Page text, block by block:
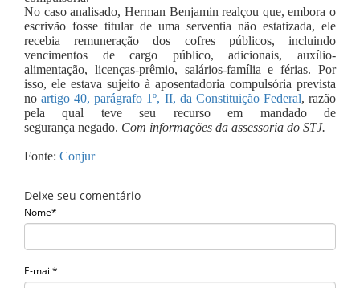
No caso analisado, Herman Benjamin realçou que, embora o
escrivão fosse titular de uma serventia não estatizada, ele
recebia remuneração dos cofres públicos, incluindo
vencimentos de cargo público, adicionais, auxílio-
alimentação, licenças-prêmio, salários-família e férias. Por
isso, ele estava sujeito à aposentadoria compulsória prevista
noartigo 40, parágrafo 1º, II, da Constituição Federal, razão
pela qual teve seu recurso em mandado de
segurança negado. Com informações da assessoria do STJ.
Fonte: Conjur
Deixe seu comentário
Nome*
E-mail*